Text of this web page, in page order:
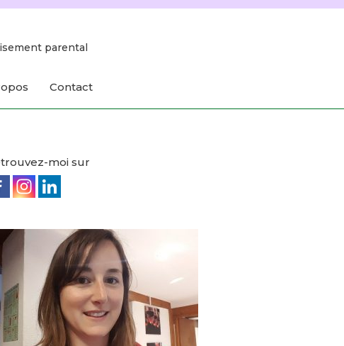
parental
Contact
moi sur